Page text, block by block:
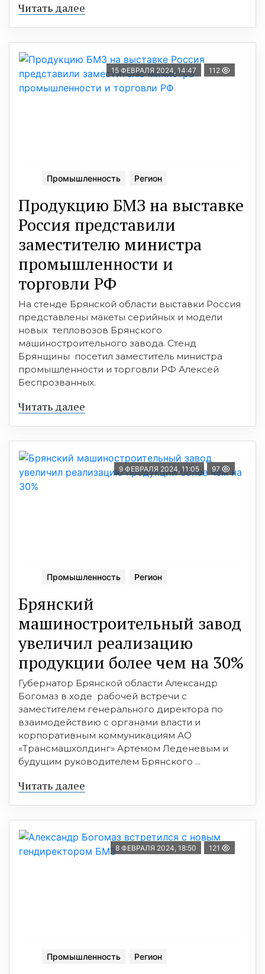
Читать далее
15 ФЕВРАЛЯ 2024, 14:47 112
Промышленность Регион
Продукцию БМЗ на выставке
Россия представили
заместителю министра
промышленности и
торговли РФ
На стенде Брянской области выставки Россия
представлены макеты серийных и модели
новых тепловозов Брянского
машиностроительного завода. Стенд
Брянщины посетил заместитель министра
промышленности и торговли РФ Алексей
Беспрозванных.
Читать далее
9 ФЕВРАЛЯ 2024, 11:05 97
Промышленность Регион
Брянский
машиностроительный завод
увеличил реализацию
продукции более чем на 30%
Губернатор Брянской области Александр
Богомаз в ходе рабочей встречи с
заместителем генерального директора по
взаимодействию с органами власти и
корпоративным коммуникациям АО
«Трансмашхолдинг» Артемом Леденевым и
будущим руководителем Брянского ...
Читать далее
8 ФЕВРАЛЯ 2024, 18:50 121
Промышленность Регион